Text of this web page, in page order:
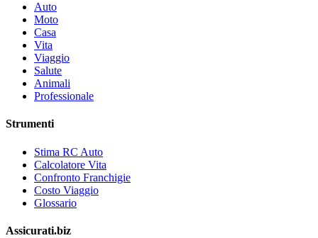
Auto
Moto
Casa
Vita
Viaggio
Salute
Animali
Professionale
Strumenti
Stima RC Auto
Calcolatore Vita
Confronto Franchigie
Costo Viaggio
Glossario
Assicurati.biz